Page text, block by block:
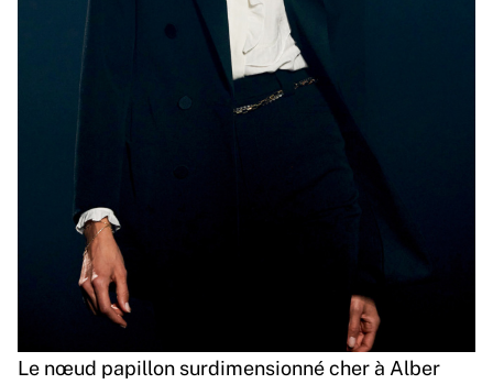
Le nœud papillon surdimensionné cher à Alber